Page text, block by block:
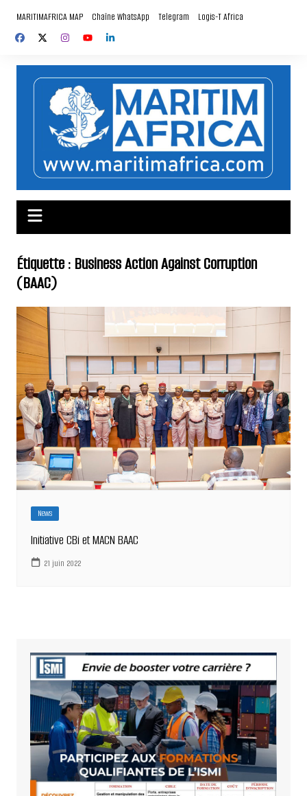
contenu
MARITIMAFRICA MAP Chaîne WhatsApp Telegram Logis-T Africa
Étiquette : Business Action Against Corruption
(BAAC)
News
Initiative CBi et MACN BAAC
21 juin 2022